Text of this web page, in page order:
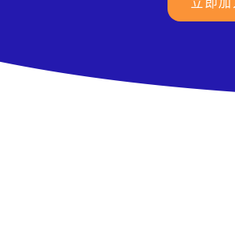
立即加